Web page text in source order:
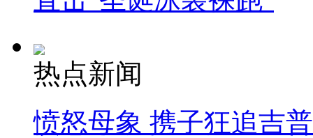
热点新闻
愤怒母象 携子狂追吉